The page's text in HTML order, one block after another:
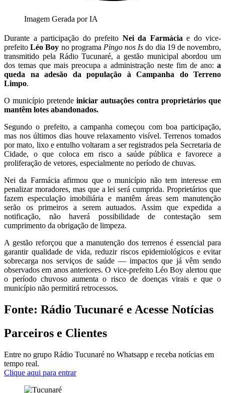
Imagem Gerada por IA
Durante a participação do prefeito Nei da Farmácia e do vice-
prefeitoLéo Boy no programa Pingo nos Is do dia 19 de novembro,
transmitido pela Rádio Tucunaré, a gestão municipal abordou um
dos temas que mais preocupa a administração neste fim de ano: a
queda na adesão da população à Campanha do Terreno
Limpo.
O município pretende iniciar autuações contra proprietários que
mantêm lotes abandonados.
Segundo o prefeito, a campanha começou com boa participação,
mas nos últimos dias houve relaxamento visível. Terrenos tomados
por mato, lixo e entulho voltaram a ser registrados pela Secretaria de
Cidade, o que coloca em risco a saúde pública e favorece a
proliferação de vetores, especialmente no período de chuvas.
Nei da Farmácia afirmou que o município não tem interesse em
penalizar moradores, mas que a lei será cumprida. Proprietários que
fazem especulação imobiliária e mantêm áreas sem manutenção
serão os primeiros a serem autuados. Assim que expedida a
notificação, não haverá possibilidade de contestação sem
cumprimento da obrigação de limpeza.
A gestão reforçou que a manutenção dos terrenos é essencial para
garantir qualidade de vida, reduzir riscos epidemiológicos e evitar
sobrecarga nos serviços de saúde — impactos que já vêm sendo
observados em anos anteriores. O vice-prefeito Léo Boy alertou que
o período chuvoso aumenta o risco de doenças virais e que o
município não permitirá retrocessos.
Fonte: Rádio Tucunaré e Acesse Notícias
Parceiros e Clientes
Entre no grupo Rádio Tucunaré no Whatsapp e receba notícias em
tempo real.
Clique aqui para entrar